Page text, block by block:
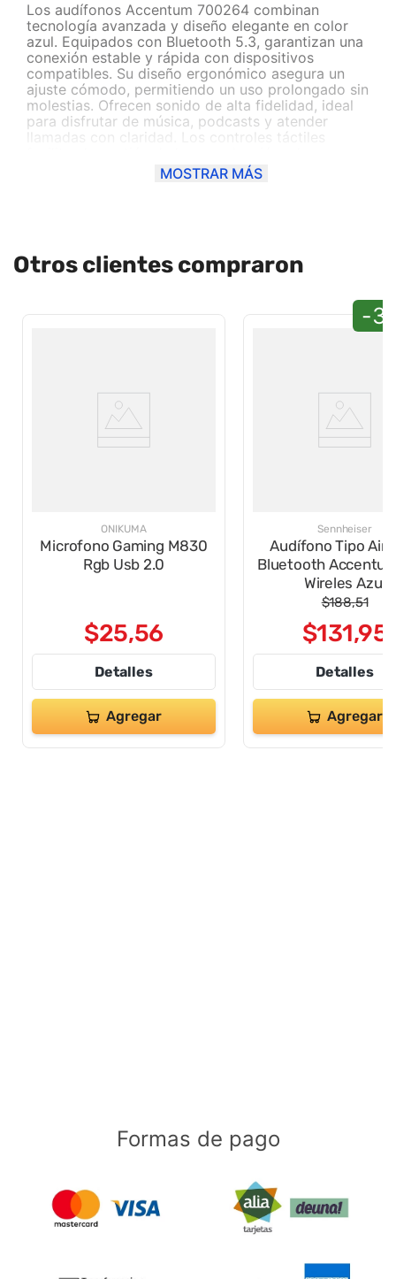
Los audífonos Accentum 700264 combinan
tecnología avanzada y diseño elegante en color
azul. Equipados con Bluetooth 5.3, garantizan una
conexión estable y rápida con dispositivos
compatibles. Su diseño ergonómico asegura un
ajuste cómodo, permitiendo un uso prolongado sin
molestias. Ofrecen sonido de alta fidelidad, ideal
para disfrutar de música, podcasts y atender
llamadas con claridad. Los controles táctiles
llamadas. Además, su batería de larga duración
permite disfrutar de horas de uso continuo,
MOSTRAR MÁS
Otros clientes compraron
ONIKUMA
Microfono Gaming M830
Rgb Usb 2.0
$25,56
Detalles
Agregar
-
Sennheiser
Audífono Tipo
Bluetooth Accentum True
Wireles Azul
$188,51
$131,95
Detalles
Agregar
Formas de pago